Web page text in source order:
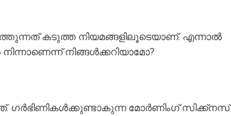
കടുത്ത നിയമങ്ങളിലൂടെയാണ്. എന്നാൽ
നിങ്ങൾക്കറിയാമോ?
ഗർഭിണികൾക്കുണ്ടാകുന്ന മോർണിംഗ് സിക്ക്നസ്